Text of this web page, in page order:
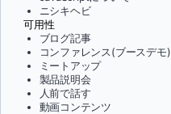
ニシキヘビ
可用性
ブログ記事
コンファレンス(ブースデモ)
ミートアップ
製品説明会
人前で話す
動画コンテンツ